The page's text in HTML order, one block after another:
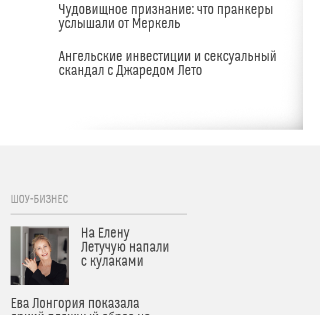
Чудовищное признание: что пранкеры
услышали от Меркель
Ангельские инвестиции и сексуальный
скандал с Джаредом Лето
ШОУ-БИЗНЕС
На Елену
Летучую напали
с кулаками
Ева Лонгория показала